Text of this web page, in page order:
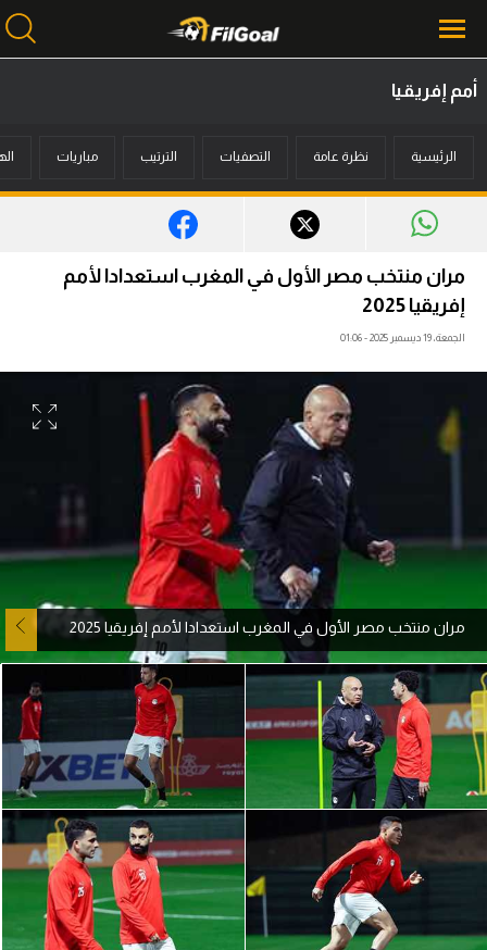
أخبار
ميركاتو
فانتازي في الجول
مسابقة التوقعات
ركن الألعاب
بطولات
أمريكا 2026
الدوري المصري
الدوري الإنجليزي الممتاز
الدوري الإسباني
الدوري الإيطالي
الدوري الألماني
أمم إفريقيا
الرئيسية نظرة عامة التصفيات الترتيب مباريات
مران منتخب مصر الأول في المغرب استعدادا لأمم
إفريقيا 2025
الجمعة، 19 ديسمبر 2025 - 01:06
مران منتخب مصر الأول في المغرب استعدادا لأمم إفريقيا 2025